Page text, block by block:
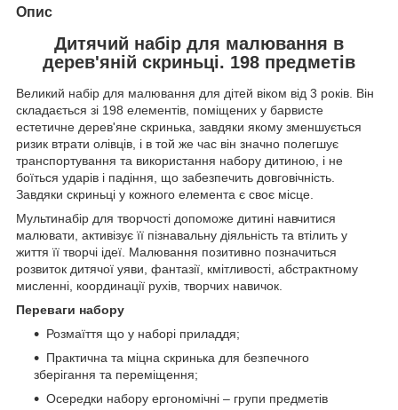
Опис
Дитячий набір для малювання в
дерев'яній скриньці. 198 предметів
Великий набір для малювання для дітей віком від 3 років. Він
складається зі 198 елементів, поміщених у барвисте
естетичне дерев'яне скринька, завдяки якому зменшується
ризик втрати олівців, і в той же час він значно полегшує
транспортування та використання набору дитиною, і не
боїться ударів і падіння, що забезпечить довговічність.
Завдяки скриньці у кожного елемента є своє місце.
Мультинабір для творчості допоможе дитині навчитися
малювати, активізує її пізнавальну діяльність та втілить у
життя її творчі ідеї. Малювання позитивно позначиться
розвиток дитячої уяви, фантазії, кмітливості, абстрактному
мисленні, координації рухів, творчих навичок.
Переваги набору
Розмаїття що у наборі приладдя;
Практична та міцна скринька для безпечного
зберігання та переміщення;
Осередки набору ергономічні – групи предметів